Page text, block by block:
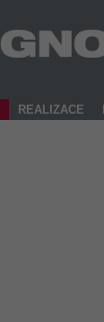
REALIZACE